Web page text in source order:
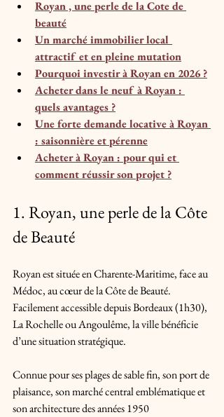
Royan , une perle de la Cote de
beauté
Un marché immobilier local
attractif et en pleine mutation
Pourquoi investir à Royan en 2026 ?
Acheter dans le neuf à Royan :
quels avantages ?
Une forte demande locative à Royan
: saisonnière et pérenne
Acheter à Royan : pour qui et
comment réussir son projet ?
1. Royan, une perle de la Côte
de Beauté
Royan est située en Charente-Maritime, face au
Médoc, au cœur de la Côte de Beauté.
Facilement accessible depuis Bordeaux (1h30),
La Rochelle ou Angoulême, la ville bénéficie
d’une situation stratégique.
Connue pour ses plages de sable fin, son port de
plaisance, son marché central emblématique et
son architecture des années 1950